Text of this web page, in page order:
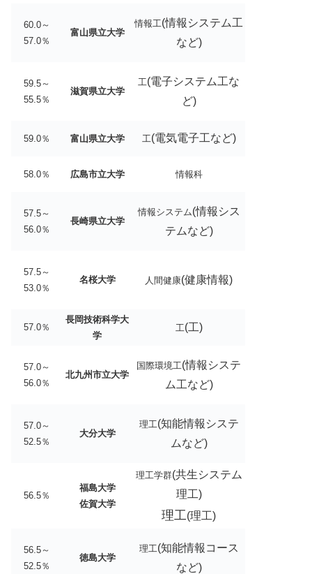
60.0～
57.0％
富山県立大学
情報工(情報システム工
など)
59.5～
55.5％
滋賀県立大学
工(電子システム工な
ど)
59.0％ 富山県立大学 工(電気電子工など)
58.0％ 広島市立大学 情報科
57.5～
56.0％
長崎県立大学
情報システム(情報シス
テムなど)
57.5～
53.0％
名桜大学 人間健康(健康情報)
57.0％
長岡技術科学大
学
工(工)
57.0～
56.0％
北九州市立大学
国際環境工(情報システ
ム工など)
57.0～
52.5％
大分大学
理工(知能情報システ
ムなど)
56.5％
福島大学
佐賀大学
理工学群(共生システム
理工)
理工(理工)
56.5～
52.5％
徳島大学
理工(知能情報コース
など)